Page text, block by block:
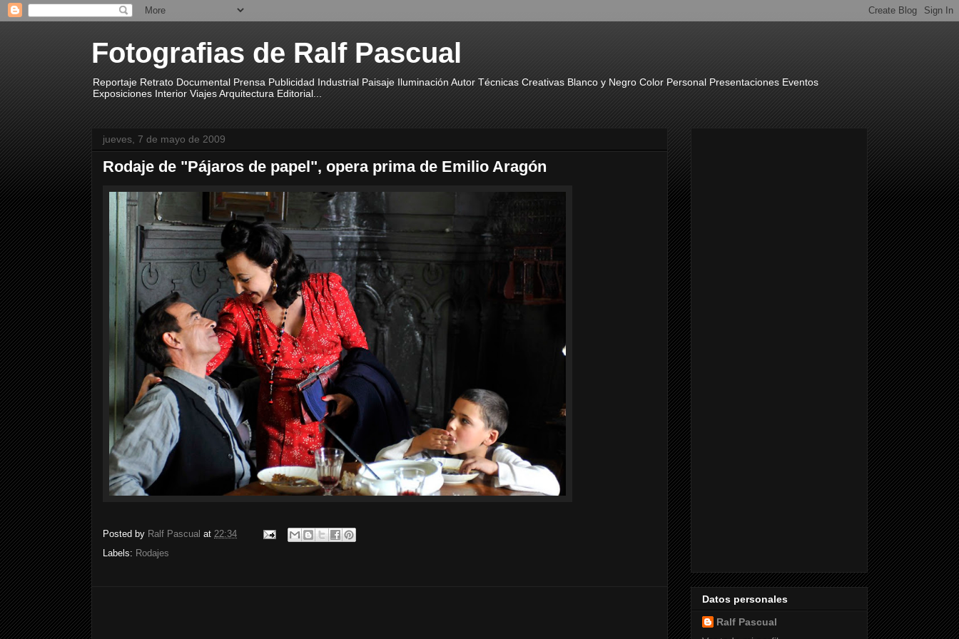
Fotografias de Ralf Pascual
Reportaje Retrato Documental Prensa Publicidad Industrial Paisaje Iluminación Autor Técnicas Creativas Blanco y Negro Color Personal Presentaciones Eventos
Exposiciones Interior Viajes Arquitectura Editorial...
jueves, 7 de mayo de 2009
Rodaje de "Pájaros de papel", opera prima de Emilio Aragón
Posted by Ralf Pascual at 22:34
Labels: Rodajes
Datos personales
Ralf Pascual